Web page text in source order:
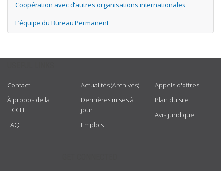
Coopération avec d'autres organisations internationales
L’équipe du Bureau Permanent
Contact
À propos de la
HCCH
FAQ
Actualités (Archives)
Dernières mises à
jour
Emplois
Appels d'offres
Plan du site
Avis juridique